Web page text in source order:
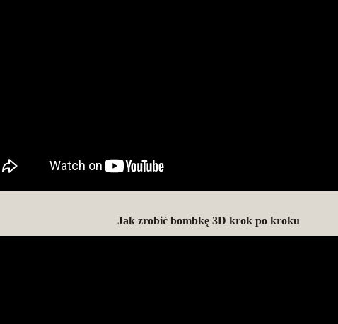
Jak zrobić bombkę 3D krok po kroku